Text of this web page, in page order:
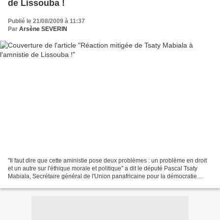
de Lissouba !
Publié le 21/08/2009 à 11:37
Par Arsène SEVERIN
"Il faut dire que cette aministie pose deux problèmes : un problème en droit
et un autre sur l'éthique morale et politique" a dit le député Pascal Tsaty
Mabiala, Secrétaire général de l'Union panafricaine pour la démocratie